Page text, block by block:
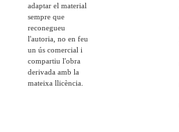
adaptar el material
sempre que
reconegueu
l'autoria, no en feu
un ús comercial i
compartiu l'obra
derivada amb la
mateixa llicència.